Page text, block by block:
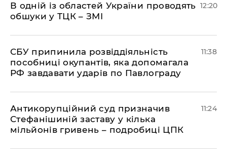
В одній із областей України проводять
обшуки у ТЦК – ЗМІ
12:20
СБУ припинила розвіддіяльність
пособниці окупантів, яка допомагала
РФ завдавати ударів по Павлограду
11:38
Антикорупційний суд призначив
Стефанішиній заставу у кілька
мільйонів гривень – подробиці ЦПК
11:24